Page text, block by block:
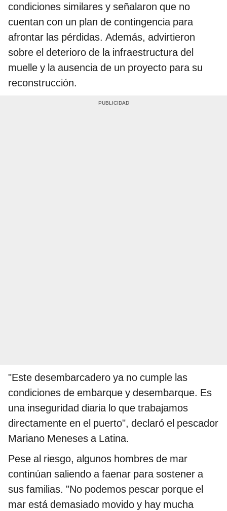
condiciones similares y señalaron que no
cuentan con un plan de contingencia para
afrontar las pérdidas. Además, advirtieron
sobre el deterioro de la infraestructura del
muelle y la ausencia de un proyecto para su
reconstrucción.
"Este desembarcadero ya no cumple las
condiciones de embarque y desembarque. Es
una inseguridad diaria lo que trabajamos
directamente en el puerto", declaró el pescador
Mariano Meneses a Latina.
Pese al riesgo, algunos hombres de mar
continúan saliendo a faenar para sostener a
sus familias. "No podemos pescar porque el
mar está demasiado movido y hay mucha